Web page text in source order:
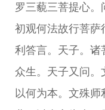
罗三藐三菩提心。
初观何法故行菩萨
利答言。天子。诸
众生。天子又问。
以何为本。文殊